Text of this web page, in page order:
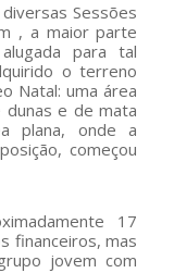
Sessões
, a maior parte
para tal
o terreno
Natal: uma área
e de mata
plana, onde a
começou
17
financeiros, mas
jovem com